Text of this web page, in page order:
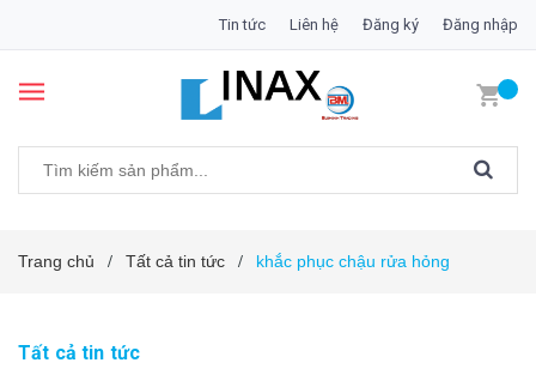
Tin tức Liên hệ Đăng ký Đăng nhập
Trang chủ / Tất cả tin tức / khắc phục chậu rửa hỏng
Tất cả tin tức